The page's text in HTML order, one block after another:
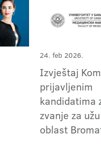
24. feb 2026.
Izvještaj
prijavljenim
kandidatima
zvanje za
oblast